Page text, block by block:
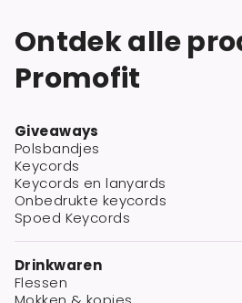
Ontdek alle
Promofit
Giveaways
Polsbandjes
Keycords
Keycords en lanyards
Onbedrukte keycords
Spoed Keycords
Drinkwaren
Flessen